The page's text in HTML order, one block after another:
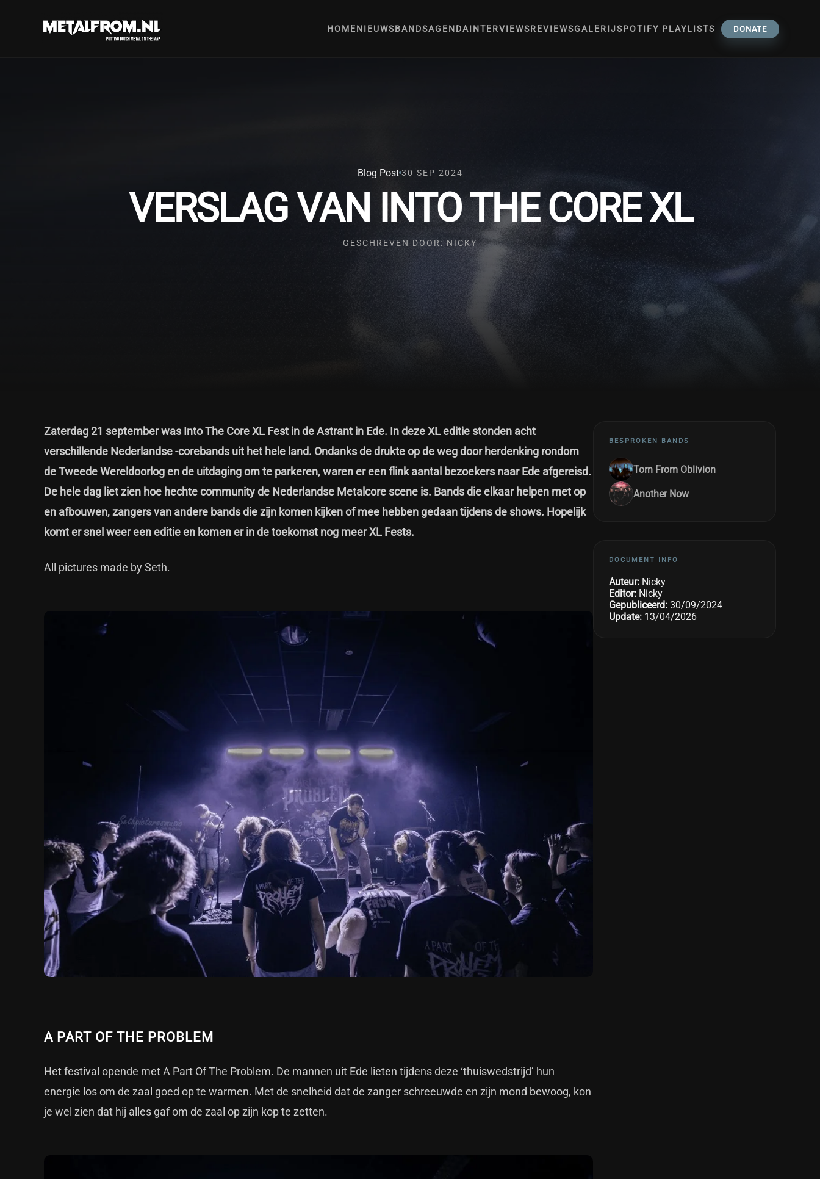
HOMENIEUWSBANDSAGENDAINTERVIEWSREVIEWSGALERIJSPOTIFY PLAYLISTS DONATE
Blog Post 30 SEP 2024
VERSLAG VAN INTO THE CORE XL
GESCHREVEN DOOR: NICKY
Zaterdag 21 september was Into The Core XL Fest in de Astrant in Ede. In deze XL editie stonden acht
verschillende Nederlandse -corebands uit het hele land. Ondanks de drukte op de weg door herdenking rondom
de Tweede Wereldoorlog en de uitdaging om te parkeren, waren er een flink aantal bezoekers naar Ede afgereisd.
De hele dag liet zien hoe hechte community de Nederlandse Metalcore scene is. Bands die elkaar helpen met op
en afbouwen, zangers van andere bands die zijn komen kijken of mee hebben gedaan tijdens de shows. Hopelijk
komt er snel weer een editie en komen er in de toekomst nog meer XL Fests.
All pictures made bySeth.
A PART OF THE PROBLEM
Het festival opende met A Part Of The Problem. De mannen uit Ede lieten tijdens deze ‘thuiswedstrijd’ hun
energie los om de zaal goed op te warmen. Met de snelheid dat de zanger schreeuwde en zijn mond bewoog, kon
je wel zien dat hij alles gaf om de zaal op zijn kop te zetten.
BESPROKEN BANDS
Torn From Oblivion
Another Now
DOCUMENT INFO
Auteur: Nicky
Editor: Nicky
Gepubliceerd: 30/09/2024
Update: 13/04/2026